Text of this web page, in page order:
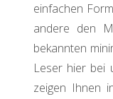
einfachen
andere den
bekannten
Leser hier bei
zeigen Ihnen